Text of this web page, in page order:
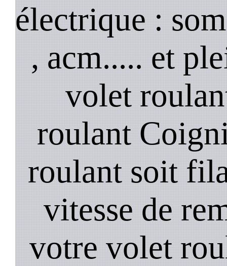
électrique :
, acm..... et
volet
roulant
roulant soit
vitesse de
votre volet